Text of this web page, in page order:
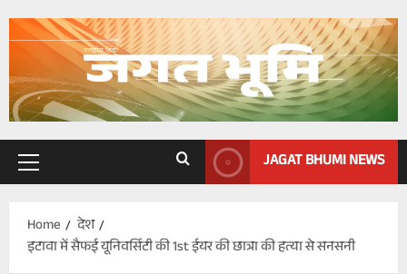
Primary
JAGAT BHUMI NEWS
Home
देश
इटावा में सैफई यूनिवर्सिटी की 1st ईयर की छात्रा की हत्या से सनसनी